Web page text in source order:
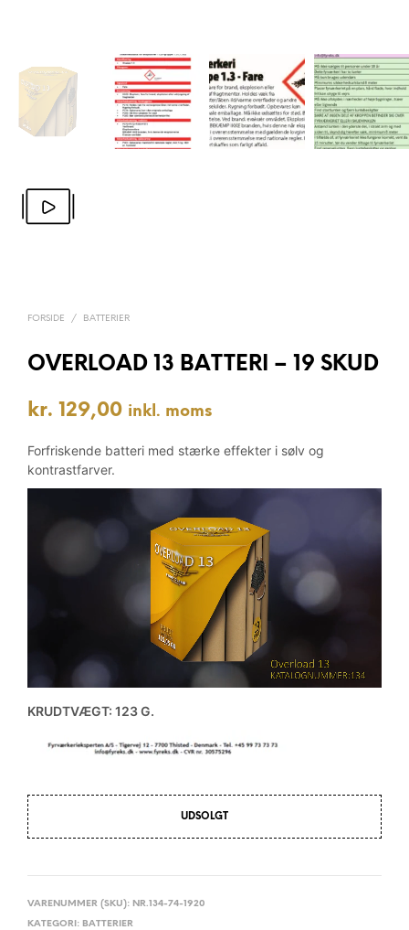
FORSIDE / BATTERIER
OVERLOAD 13 BATTERI – 19 SKUD
kr. 129,00 inkl. moms
Forfriskende batteri med stærke effekter i sølv og
kontrastfarver.
KRUDTVÆGT: 123 G.
UDSOLGT
VARENUMMER (SKU): NR.134-74-1920
KATEGORI: BATTERIER